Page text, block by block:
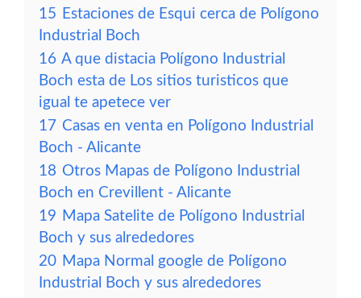
15 Estaciones de Esqui cerca de Polígono
Industrial Boch
16 A que distacia Polígono Industrial
Boch esta de Los sitios turisticos que
igual te apetece ver
17 Casas en venta en Polígono Industrial
Boch - Alicante
18 Otros Mapas de Polígono Industrial
Boch en Crevillent - Alicante
19 Mapa Satelite de Polígono Industrial
Boch y sus alrededores
20 Mapa Normal google de Polígono
Industrial Boch y sus alrededores